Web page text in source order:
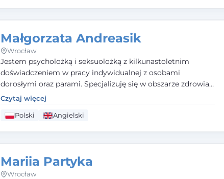
Małgorzata Andreasik
Wrocław
Jestem psycholożką i seksuolożką z kilkunastoletnim
doświadczeniem w pracy indywidualnej z osobami
dorosłymi oraz parami. Specjalizuję się w obszarze zdrowia
seksualnego, żałoby, kryzysów życiowych i wypalenia
zawodowego. Pracuję w języku polskim i angielskim, w
podejściu humanistycznym, opartym na partnerstwie i
Czytaj więcej
Polski Angielski
Mariia Partyka
Wrocław